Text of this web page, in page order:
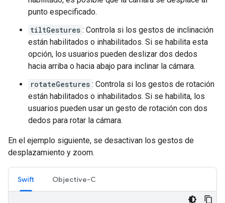
punto especificado.
tiltGestures : Controla si los gestos de inclinación
están habilitados o inhabilitados. Si se habilita esta
opción, los usuarios pueden deslizar dos dedos
hacia arriba o hacia abajo para inclinar la cámara.
rotateGestures : Controla si los gestos de rotación
están habilitados o inhabilitados. Si se habilita, los
usuarios pueden usar un gesto de rotación con dos
dedos para rotar la cámara.
En el ejemplo siguiente, se desactivan los gestos de
desplazamiento y zoom.
Swift Objective-C